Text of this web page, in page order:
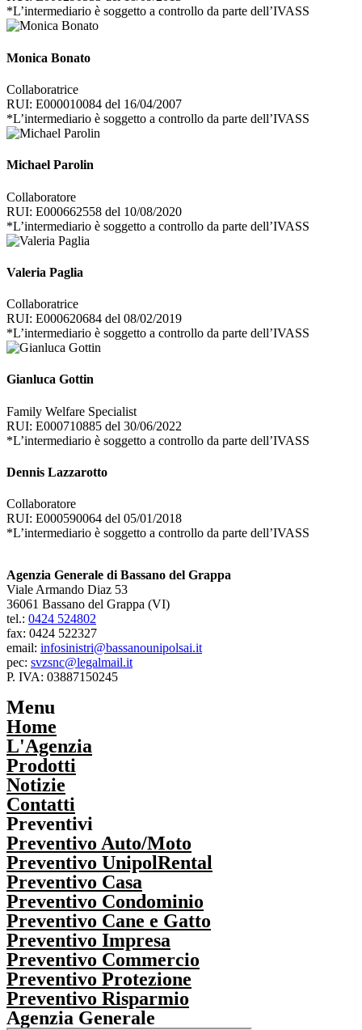
*L’intermediario è soggetto a controllo da parte dell’IVASS
Monica Bonato
Collaboratrice
RUI: E000010084 del 16/04/2007
*L’intermediario è soggetto a controllo da parte dell’IVASS
Michael Parolin
Collaboratore
RUI: E000662558 del 10/08/2020
*L’intermediario è soggetto a controllo da parte dell’IVASS
Valeria Paglia
Collaboratrice
RUI: E000620684 del 08/02/2019
*L’intermediario è soggetto a controllo da parte dell’IVASS
Gianluca Gottin
Family Welfare Specialist
RUI: E000710885 del 30/06/2022
*L’intermediario è soggetto a controllo da parte dell’IVASS
Dennis Lazzarotto
Collaboratore
RUI: E000590064 del 05/01/2018
*L’intermediario è soggetto a controllo da parte dell’IVASS
Agenzia Generale di Bassano del Grappa
Viale Armando Diaz 53
36061 Bassano del Grappa (VI)
tel.: 0424 524802
fax: 0424 522327
email: infosinistri@bassanounipolsai.it
pec: svzsnc@legalmail.it
P. IVA: 03887150245
Menu
Home
L'Agenzia
Prodotti
Notizie
Contatti
Preventivi
Preventivo Auto/Moto
Preventivo UnipolRental
Preventivo Casa
Preventivo Condominio
Preventivo Cane e Gatto
Preventivo Impresa
Preventivo Commercio
Preventivo Protezione
Preventivo Risparmio
Agenzia Generale